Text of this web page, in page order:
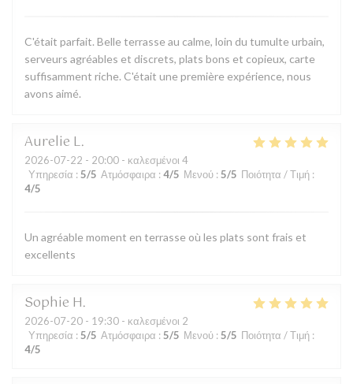
C'était parfait. Belle terrasse au calme, loin du tumulte urbain,
serveurs agréables et discrets, plats bons et copieux, carte
suffisamment riche. C'était une première expérience, nous
avons aimé.
Aurelie L
2026-07-22 - 20:00 - καλεσμένοι 4
Υπηρεσία : 5/5 Ατμόσφαιρα : 4/5 Μενού : 5/5 Ποιότητα / Τιμή :
4/5
Un agréable moment en terrasse où les plats sont frais et
excellents
Sophie H
2026-07-20 - 19:30 - καλεσμένοι 2
Υπηρεσία : 5/5 Ατμόσφαιρα : 5/5 Μενού : 5/5 Ποιότητα / Τιμή :
4/5